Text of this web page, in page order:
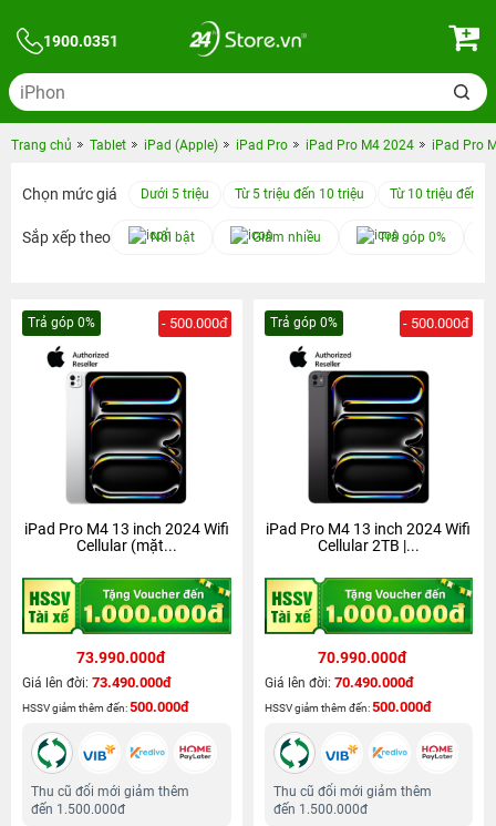
1900.0351
Trang chủ Tablet iPad (Apple) iPad Pro iPad Pro M4 2024 iPad Pro
Chọn mức giá Dưới 5 triệu Từ 5 triệu đến 10 triệu Từ 10 triệu đến
Sắp xếp theo Nổi bật Giảm nhiều Trả góp 0%
Trả góp 0% - 500.000đ
iPad Pro M4 13 inch 2024 Wifi
Cellular (mặt...
73.990.000đ
Giá lên đời: 73.490.000đ
HSSV giảm thêm đến:500.000đ
Thu cũ đổi mới giảm thêm
đến 1.500.000đ
Trả góp 0% - 500.000đ
iPad Pro M4 13 inch 2024 Wifi
Cellular 2TB |...
70.990.000đ
Giá lên đời: 70.490.000đ
HSSV giảm thêm đến:500.000đ
Thu cũ đổi mới giảm thêm
đến 1.500.000đ